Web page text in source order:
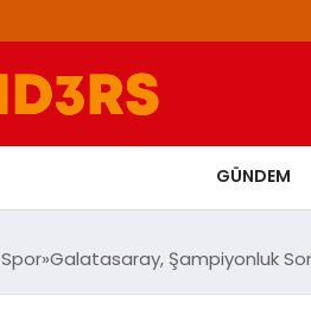
GÜNDEM
Spor Galatasaray, Şampiyonluk